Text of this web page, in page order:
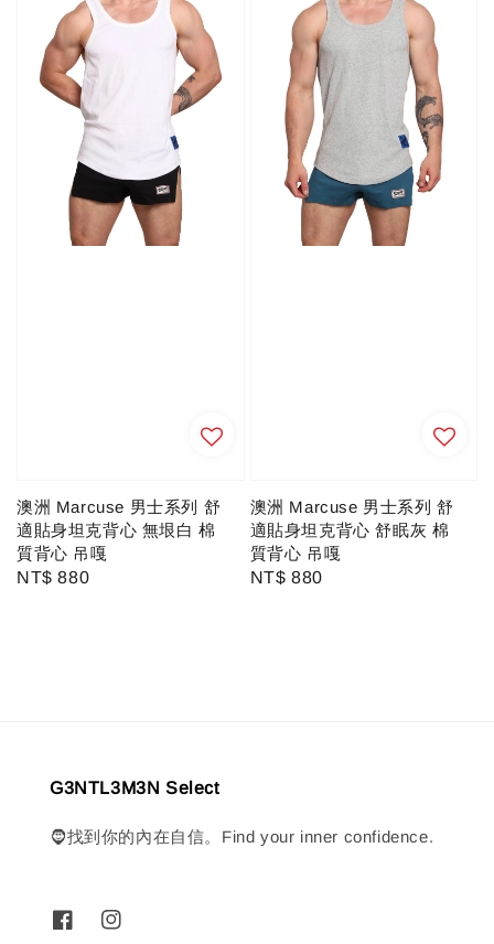
澳洲 Marcuse 男士系列 舒
適貼身坦克背心 無垠白 棉
質背心 吊嘎
Regular
NT$ 880
澳洲 Marcuse 男士系列 舒
適貼身坦克背心 舒眠灰 棉
質背心 吊嘎
Regular
NT$ 880
G3NTL3M3N Select
🧔找到你的內在自信。Find your inner confidence.